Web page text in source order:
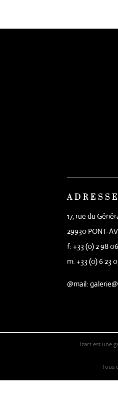
ADRESSE
17, rue du
29930 PONT-
f: +33 (0) 2 98
m: +33 (0) 6 23
@mail:
Izart est une
Tous